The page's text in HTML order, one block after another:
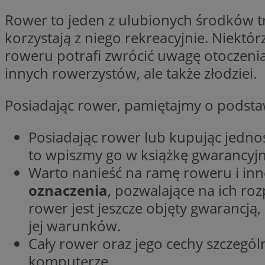
Rower to jeden z ulubionych środków
korzystają z niego rekreacyjnie.
roweru potrafi zwrócić uwagę
innych rowerzystów, ale także złodziei.
Posiadając rower, pamiętajmy o
Posiadając rower lub kupując
to wpiszmy go w książkę
Warto nanieść na ramę roweru i
oznaczenia, pozwalające na ich
rower jest jeszcze objęty
jej warunków.
Cały rower oraz jego cechy
Nazwa
ustat_gid
__eoi
_ga_KRG642HW80
__gpi
_ga
Nazwa
test_cookie
YSC
VISITOR_INFO1_LIVE
_fbp
__Secure-
__Secure-YNID